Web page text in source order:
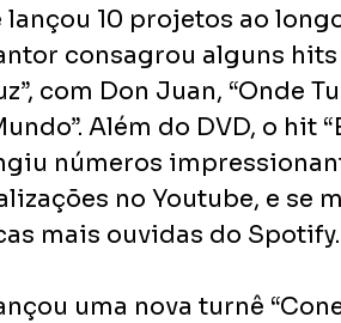
10 projetos ao
consagrou alguns
com Don Juan, “Onde
Além do DVD, o hit
números
no Youtube, e se
mais ouvidas do Spotify.
uma nova turnê